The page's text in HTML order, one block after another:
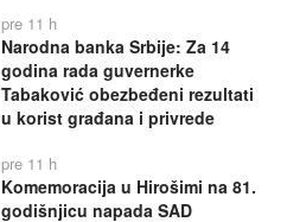
pre 11 h
Narodna banka Srbije: Za 14
godina rada guvernerke
Tabaković obezbeđeni rezultati
u korist građana i privrede
pre 11 h
Komemoracija u Hirošimi na 81.
godišnjicu napada SAD